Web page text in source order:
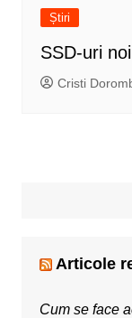
Știri
SSD-uri
Cristi
Articole
Cum se face